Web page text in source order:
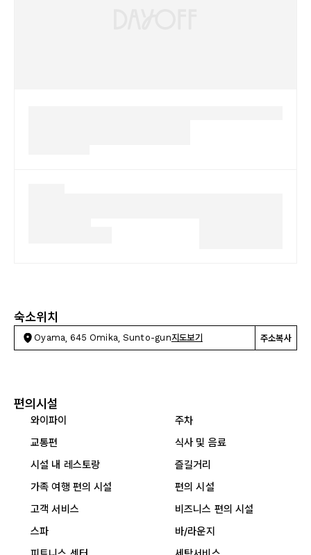
숙소위치
Oyama, 645 Omika, Sunto-gun지도보기 주소복사
편의시설
와이파이
주차
교통편
식사 및 음료
시설 내 레스토랑
즐길거리
가족 여행 편의 시설
편의 시설
고객 서비스
비즈니스 편의 시설
스파
바/라운지